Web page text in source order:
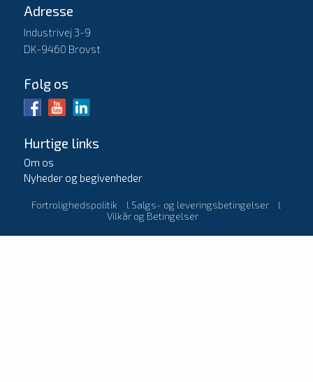
Adresse
Industrivej 3-9
DK-9460 Brovst
Følg os
Hurtige links
Om os
Nyheder og begivenheder
Fortrolighedspolitik l Salgs- og leveringsbetingelser
l
Vilkår og Betingelser